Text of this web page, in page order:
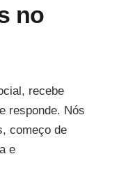
no
recebe
responde. Nós
começo de
e